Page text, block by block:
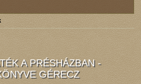
A PRÉSHÁZBAN -
GÉRECZ